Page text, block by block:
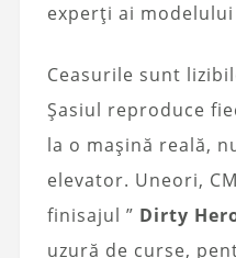
experți ai
Ceasurile sunt
Șasiul reproduce
la o mașină reală,
elevator. Uneori,
finisajul ” Dirty
uzură de curse,